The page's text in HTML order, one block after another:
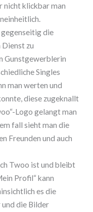
nicht klickbar man
die
zu
Gunstgewerblerin
Singles
man werten und
diese zugeknallt
Logo gelangt man
fall sieht man die
Freunden und auch
Twoo ist und bleibt
Profil“ kann
es die
die Bilder